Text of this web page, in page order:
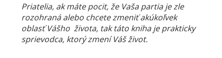
Priatelia, ak máte pocit, že Vaša partia je zle
rozohraná alebo chcete zmeniť akúkoľvek
oblasť Vášho života, tak táto kniha je prakticky
sprievodca, ktorý zmení Váš život.